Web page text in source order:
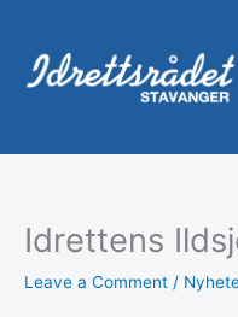
content
Idrettens
Leave a Comment /